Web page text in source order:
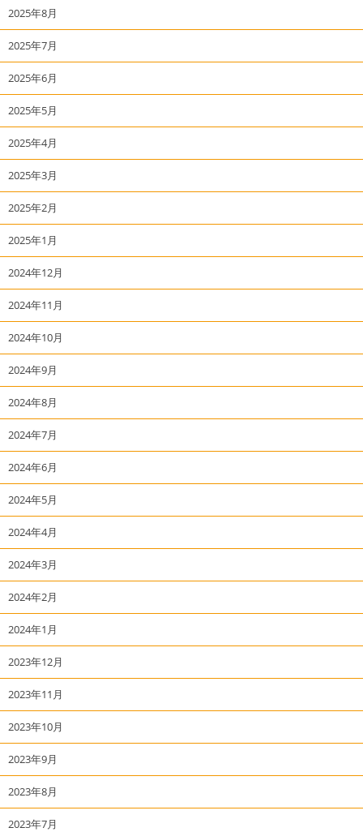
2025年8月
2025年7月
2025年6月
2025年5月
2025年4月
2025年3月
2025年2月
2025年1月
2024年12月
2024年11月
2024年10月
2024年9月
2024年8月
2024年7月
2024年6月
2024年5月
2024年4月
2024年3月
2024年2月
2024年1月
2023年12月
2023年11月
2023年10月
2023年9月
2023年8月
2023年7月